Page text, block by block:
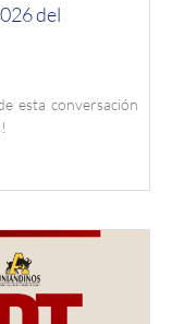
del
esta conversación